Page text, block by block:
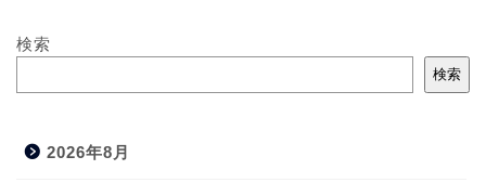
検索
検索
2026年8月